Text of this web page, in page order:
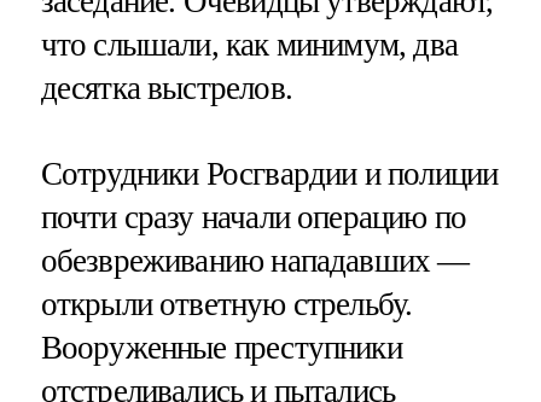
что слышали, как минимум, два
десятка выстрелов.
Сотрудники Росгвардии и полиции
почти сразу начали операцию по
обезвреживанию нападавших —
открыли ответную стрельбу.
Вооруженные преступники
отстреливались и пытались